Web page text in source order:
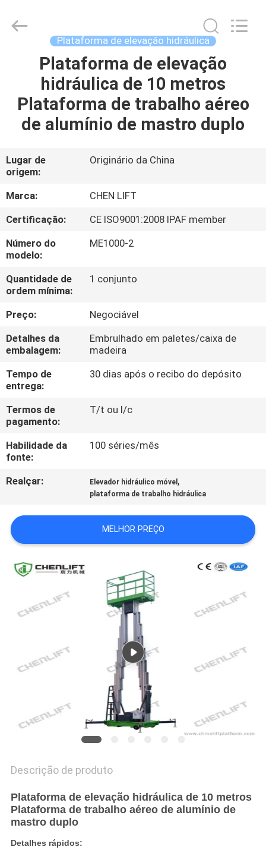
PARA
CASA
PRODUTOS
SOBRE
NÓS
VISITA
À
FÁBRICA
CONTROLE
DE
QUALIDADE
CONTACTE-
NOS
NOTÍCIAS
ORÇAMENTO
MAPA
DO
SITE
POLÍTICA
PRIVACIDADE
MACHINERY
Plataforma de elevação hidráulica
Plataforma de elevação
hidráulica de 10 metros
Plataforma de trabalho aéreo
de alumínio de mastro duplo
Lugar de
origem:
Originário da China
Marca:
CHEN LIFT
Certificação:
CE ISO9001:2008 IPAF member
Número do
modelo:
ME1000-2
Quantidade de
ordem mínima:
1 conjunto
Preço:
Negociável
Detalhes da
embalagem:
Embrulhado em paletes/caixa de
madeira
Tempo de
entrega:
30 dias após o recibo do depósito
Termos de
pagamento:
T/t ou l/c
Habilidade da
fonte:
100 séries/mês
Realçar: Elevador hidráulico móvel ,
plataforma de trabalho hidráulica
MELHOR PREÇO
Descrição de produto
Plataforma de elevação hidráulica de 10 metros
Plataforma de trabalho aéreo de alumínio de
mastro duplo
Detalhes rápidos: